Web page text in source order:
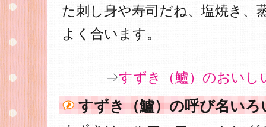
た刺し身や寿司だね、塩焼き、
よく合います。
⇒すずき（鱸）のおいし
すずき（鱸）の呼び名いろ